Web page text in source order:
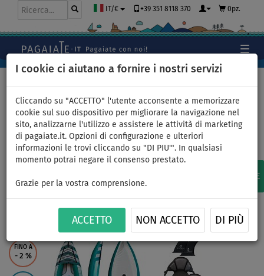
I cookie ci aiutano a fornire i nostri servizi
Cliccando su "ACCETTO" l'utente acconsente a memorizzare
cookie sul suo dispositivo per migliorare la navigazione nel
sito, analizzarne l'utilizzo e assistere le attività di marketing
di pagaiate.it. Opzioni di configurazione e ulteriori
informazioni le trovi cliccando su "DI PIU'". In qualsiasi
momento potrai negare il consenso prestato.
Grazie per la vostra comprensione.
ACCETTO NON ACCETTO DI PIÙ
IT/€ +39 351 8118 370 0pz.
2 posti - kayak gonfiabili
SU ORDINAZIONE
KAYAK E CANOE
FINO A
- 2 %